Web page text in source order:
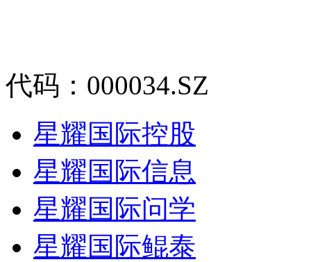
代码：000034.SZ
星耀国际控股
星耀国际信息
星耀国际问学
星耀国际鲲泰